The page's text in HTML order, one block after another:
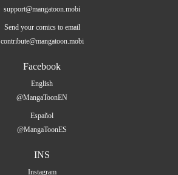
support@mangatoon.mobi
Send your comics to email
contribute@mangatoon.mobi
Facebook
English
@MangaToonEN
Español
@MangaToonES
INS
Instagram